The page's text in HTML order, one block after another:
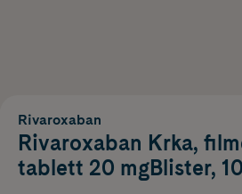
Rivaroxaban
Rivaroxaban Krka,
tablett 20 mgBlister,